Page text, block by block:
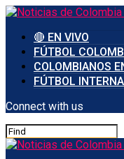
🔴 EN VIVO
FÚTBOL
COLOMBIANOS
FÚTBOL
Connect with us